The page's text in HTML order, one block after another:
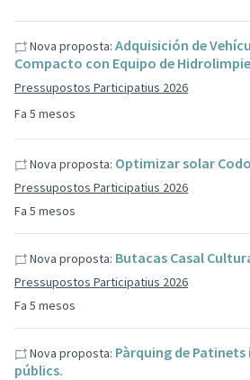
Fa 5 mesos
Nova proposta: Adquisición de
Compacto con Equipo de
Pressupostos Participatius 2026
Fa 5 mesos
Nova proposta: Optimizar solar
Pressupostos Participatius 2026
Fa 5 mesos
Nova proposta: Butacas Casal
Pressupostos Participatius 2026
Nova proposta: Pàrquing de
públics.